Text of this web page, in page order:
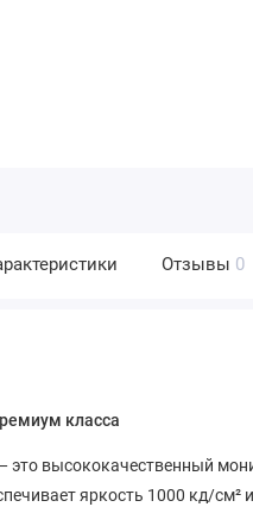
Отзывы 0
класса
это высококачественный
яркость 1000 кд/см²